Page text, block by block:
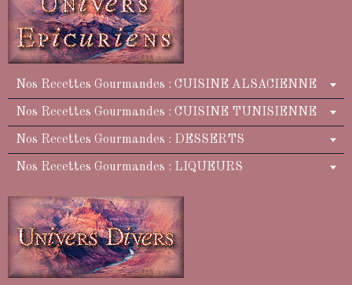
Nos Recettes Gourmandes : CUISINE ALSACIENNE
Nos Recettes Gourmandes : CUISINE TUNISIENNE
Nos Recettes Gourmandes : DESSERTS
Nos Recettes Gourmandes : LIQUEURS